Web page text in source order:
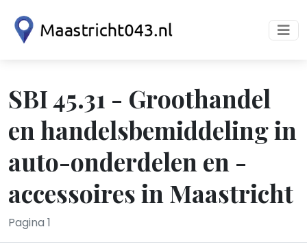
SBI 45.31 - Groothandel
en handelsbemiddeling in
auto-onderdelen en -
accessoires in Maastricht
Pagina 1